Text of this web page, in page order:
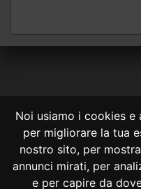
Noi usiamo i cookies
per migliorare la tua
nostro sito, per
annunci mirati, per
e per capire da
CONSULTA
Consulta OnLine non ha
le